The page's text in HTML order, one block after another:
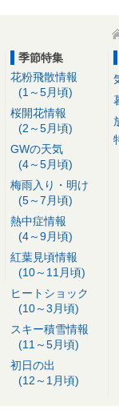
季節特集
花粉飛散情報
(1～5月頃)
桜開花情報
(2～5月頃)
GWの天気
(4～5月頃)
梅雨入り・明け
(5～7月頃)
熱中症情報
(4～9月頃)
紅葉見頃情報
(10～11月頃)
ヒートショック
(10～3月頃)
スキー積雪情報
(11～5月頃)
初日の出
(12～1月頃)